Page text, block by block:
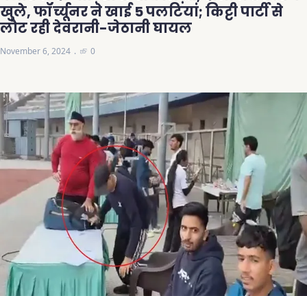
खुले, फॉर्च्यूनर ने खाई 5 पलटियां; किट्टी पार्टी से
लौट रही देवरानी-जेठानी घायल
November 6, 2024 0